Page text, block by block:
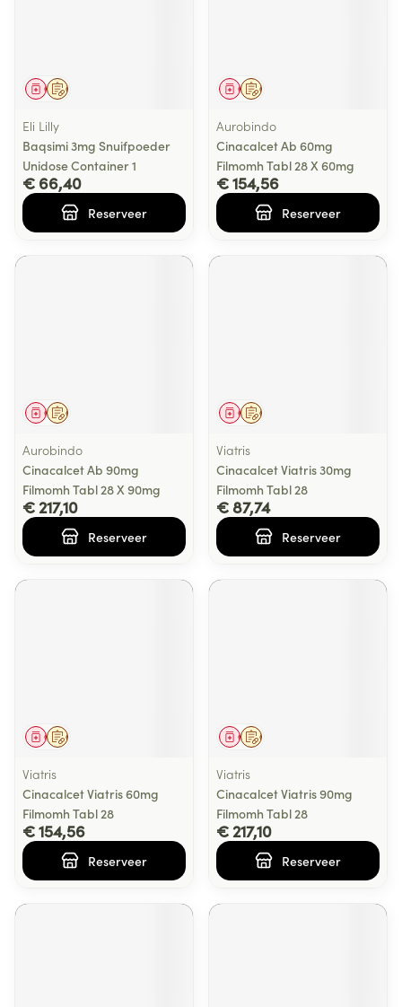
Op voorschrift
Geneesmiddel
Eli Lilly
Baqsimi 3mg Snuifpoeder
Unidose Container 1
€ 66,40
Reserveer
Op voorschrift
Geneesmiddel
Aurobindo
Cinacalcet Ab 60mg
Filmomh Tabl 28 X 60mg
€ 154,56
Reserveer
Op voorschrift
Geneesmiddel
Aurobindo
Cinacalcet Ab 90mg
Filmomh Tabl 28 X 90mg
€ 217,10
Reserveer
Op voorschrift
Geneesmiddel
Viatris
Cinacalcet Viatris 30mg
Filmomh Tabl 28
€ 87,74
Reserveer
Op voorschrift
Geneesmiddel
Viatris
Cinacalcet Viatris 60mg
Filmomh Tabl 28
€ 154,56
Reserveer
Op voorschrift
Geneesmiddel
Viatris
Cinacalcet Viatris 90mg
Filmomh Tabl 28
€ 217,10
Reserveer